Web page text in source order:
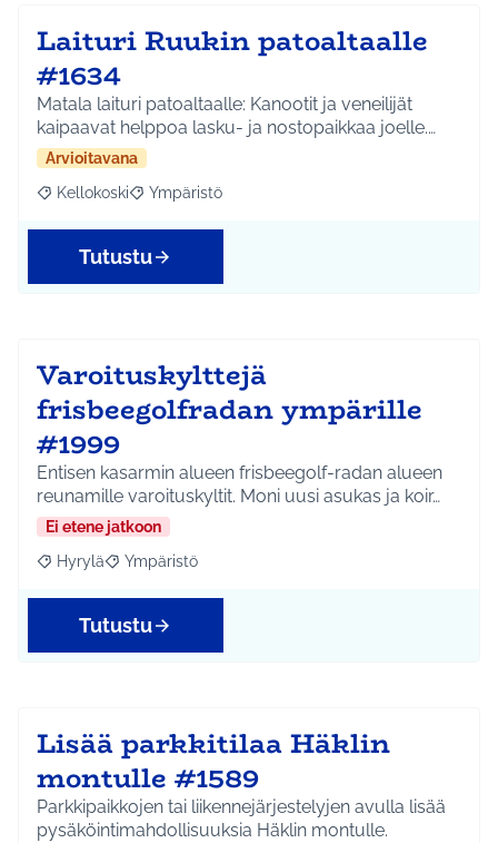
Laituri Ruukin patoaltaalle
#1634
Matala laituri patoaltaalle: Kanootit ja veneilijät
kaipaavat helppoa lasku- ja nostopaikkaa joelle.…
Arvioitavana
Rajaa tulokset aihepiirin mukaan: Kellokoski
Kellokoski Rajaa tulokset teeman mukaan: Ympäristö
Ympäristö
Tutustu
Varoituskylttejä
frisbeegolfradan ympärille
#1999
Entisen kasarmin alueen frisbeegolf-radan alueen
reunamille varoituskyltit. Moni uusi asukas ja koir…
Ei etene jatkoon
Rajaa tulokset aihepiirin mukaan: Hyrylä
Hyrylä Rajaa tulokset teeman mukaan: Ympäristö
Ympäristö
Tutustu
Lisää parkkitilaa Häklin
montulle #1589
Parkkipaikkojen tai liikennejärjestelyjen avulla lisää
pysäköintimahdollisuuksia Häklin montulle.